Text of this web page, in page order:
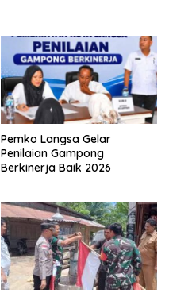
Pemko Langsa Gelar
Penilaian Gampong
Berkinerja Baik 2026